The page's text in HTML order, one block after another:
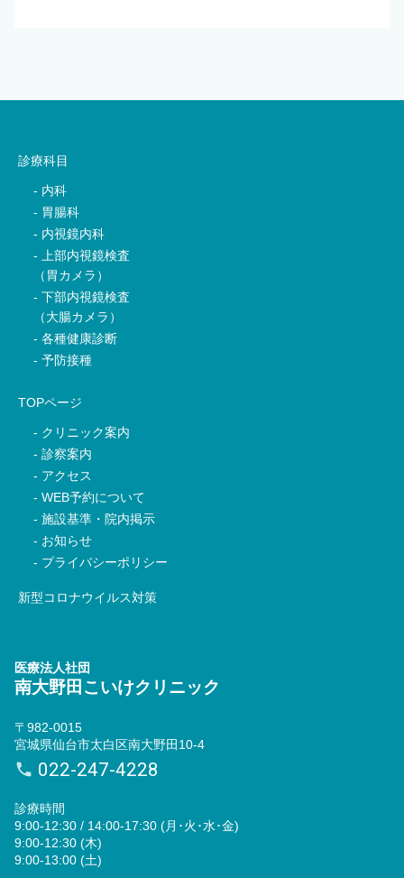
医療法人社団
南大野田こいけクリニック
〒982-0015
宮城県仙台市太白区南大野田10-4
022-247-4228
診療時間
9:00-12:30 / 14:00-17:30 (月･火･水･金)
9:00-12:30 (木)
9:00-13:00 (土)
TOPページ
クリニック案内
診察案内
アクセス
WEB予約について
施設基準・院内掲示
お知らせ
プライバシーポリシー
新型コロナウイルス対策
診療科目
内科
胃腸科
内視鏡内科
上部内視鏡検査
（胃カメラ）
下部内視鏡検査
（大腸カメラ）
各種健康診断
予防接種